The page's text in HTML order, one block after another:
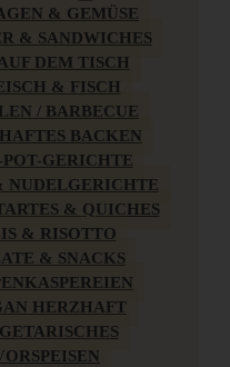
& GEMÜSE
& SANDWICHES
DEM TISCH
& FISCH
/ BARBECUE
BACKEN
POT-GERICHTE
NUDELGERICHTE
& QUICHES
& RISOTTO
& SNACKS
HERZHAFT